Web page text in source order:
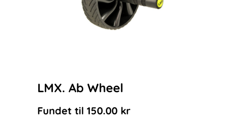
LMX. Ab Wheel
Fundet til 150.00 kr